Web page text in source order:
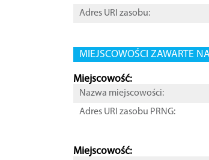
Adres URI zasobu:
MIEJSCOWOŚCI ZAWARTE
Miejscowość:
Nazwa miejscowości:
Adres URI zasobu PRNG:
Miejscowość: